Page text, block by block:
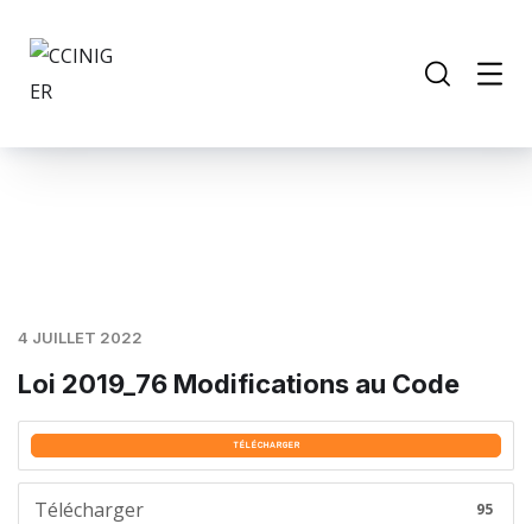
4 JUILLET 2022
Loi 2019_76 Modifications au Code
TÉLÉCHARGER
Télécharger 95